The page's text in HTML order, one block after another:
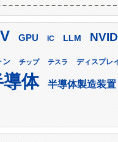
GPU IC LLM
ン チップ テスラ ディスプレ
体 半導体製造装置